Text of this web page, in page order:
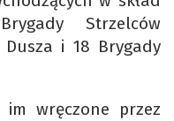
Strzelców
i 18 Brygady
wręczone przez